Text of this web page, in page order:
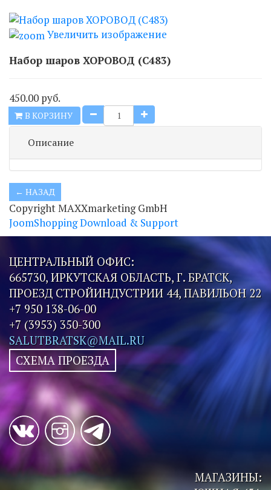
Увеличить изображение
Набор шаров ХОРОВОД (С483)
450.00 руб.
В КОРЗИНУ
Описание
Copyright MAXXmarketing GmbH
JoomShopping Download & Support
ЦЕНТРАЛЬНЫЙ ОФИС:
665730, ИРКУТСКАЯ ОБЛАСТЬ, Г. БРАТСК,
ПРОЕЗД СТРОЙИНДУСТРИИ 44, ПАВИЛЬОН 22
+7 950 138-06-00
+7 (3953) 350-300
SALUTBRATSK@MAIL.RU
СХЕМА ПРОЕЗДА
МАГАЗИНЫ: